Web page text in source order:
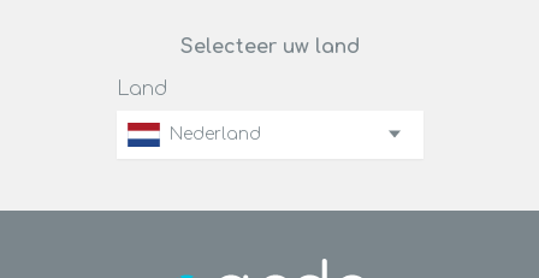
Selecteer uw land
Land
Nederland